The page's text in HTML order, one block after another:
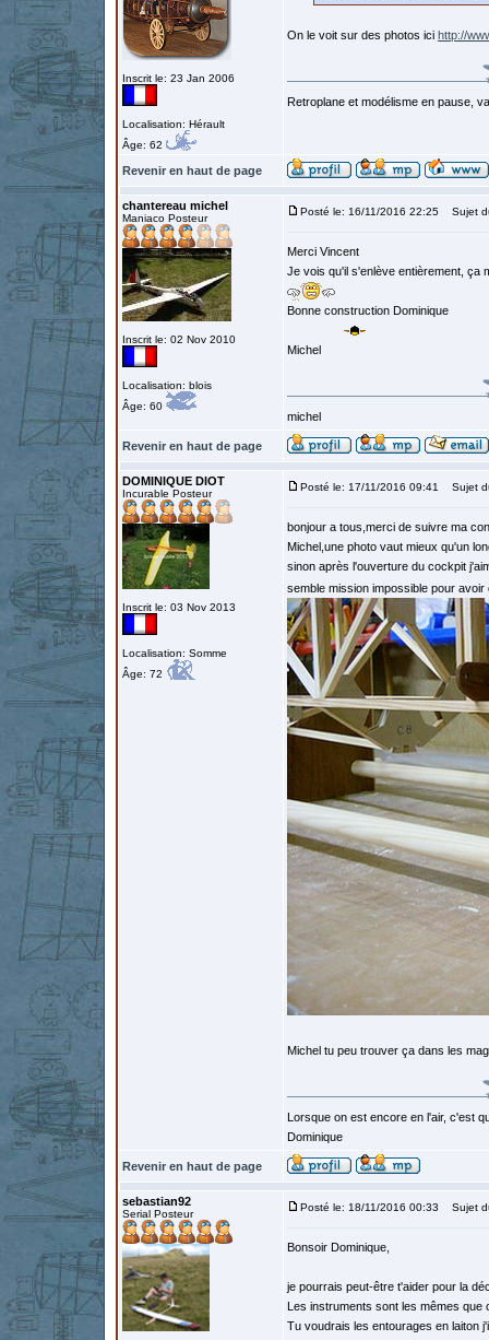
Inscrit le: 23 Jan 2006
Localisation: Hérault
Âge: 62
On le voit sur des photos ici http://
Retroplane et modélisme en pause,
Revenir en haut de page
chantereau michel
Maniaco Posteur
Inscrit le: 02 Nov 2010
Localisation: blois
Âge: 60
Posté le: 16/11/2016 22:25 Sujet
Merci Vincent
Je vois qu'il s'enlève entièrement, ça
Bonne construction Dominique
Michel
michel
Revenir en haut de page
DOMINIQUE DIOT
Incurable Posteur
Inscrit le: 03 Nov 2013
Localisation: Somme
Âge: 72
Posté le: 17/11/2016 09:41 Sujet
bonjour a tous,merci de suivre ma
Michel,une photo vaut mieux qu'un
sinon après l'ouverture du cockpit
semble mission impossible pour
Michel tu peu trouver ça dans les
Lorsque on est encore en l'air, c'est
Dominique
Revenir en haut de page
sebastian92
Serial Posteur
Posté le: 18/11/2016 00:33 Sujet
Bonsoir Dominique,
je pourrais peut-être t'aider pour la
Les instruments sont les mêmes que
Tu voudrais les entourages en laiton